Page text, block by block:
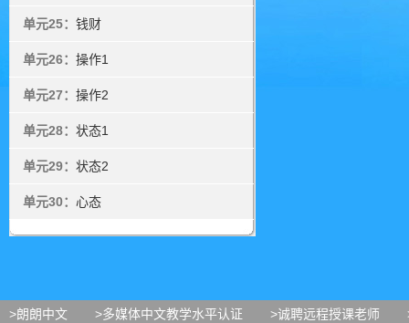
单元25： 钱财
单元26： 操作1
单元27： 操作2
单元28： 状态1
单元29： 状态2
单元30： 心态
>朗朗中文 >多媒体中文教学水平认证 >诚聘远程授课老师